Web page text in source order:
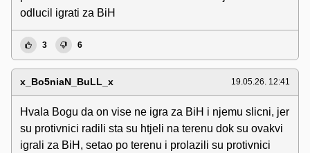
odlucil igrati za BiH
3 6
x_Bo5niaN_BuLL_x 19.05.26. 12:41
Hvala Bogu da on vise ne igra za BiH i njemu slicni, jer
su protivnici radili sta su htjeli na terenu dok su ovakvi
igrali za BiH, setao po terenu i prolazili su protivnici